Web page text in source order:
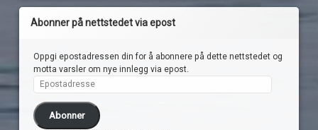
Abonner på nettstedet via epost
Oppgi epostadressen din for å abonnere på dette nettstedet og
motta varsler om nye innlegg via epost.
Epostadresse
Abonner